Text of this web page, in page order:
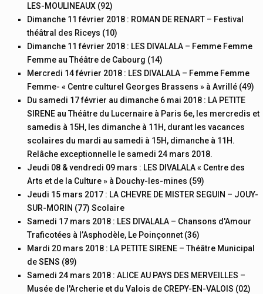
LES-MOULINEAUX (92)
Dimanche 11 février 2018 : ROMAN DE RENART – Festival
théâtral des Riceys (10)
Dimanche 11 février 2018 : LES DIVALALA – Femme Femme
Femme au Théâtre de Cabourg (14)
Mercredi 14 février 2018 : LES DIVALALA – Femme Femme
Femme- « Centre culturel Georges Brassens » à Avrillé (49)
Du samedi 17 février au dimanche 6 mai 2018 : LA PETITE
SIRENE au Théâtre du Lucernaire à Paris 6e, les mercredis et
samedis à 15H, les dimanche à 11H, durant les vacances
scolaires du mardi au samedi à 15H, dimanche à 11H.
Relâche exceptionnelle le samedi 24 mars 2018.
Jeudi 08 & vendredi 09 mars : LES DIVALALA « Centre des
Arts et de la Culture » à Douchy-les-mines (59)
Jeudi 15 mars 2017 : LA CHEVRE DE MISTER SEGUIN – JOUY-
SUR-MORIN (77) Scolaire
Samedi 17 mars 2018 : LES DIVALALA – Chansons d'Amour
Traficotées à l’Asphodèle, Le Poinçonnet (36)
Mardi 20 mars 2018 : LA PETITE SIRENE – Théâtre Municipal
de SENS (89)
Samedi 24 mars 2018 : ALICE AU PAYS DES MERVEILLES –
Musée de l'Archerie et du Valois de CREPY-EN-VALOIS (02)